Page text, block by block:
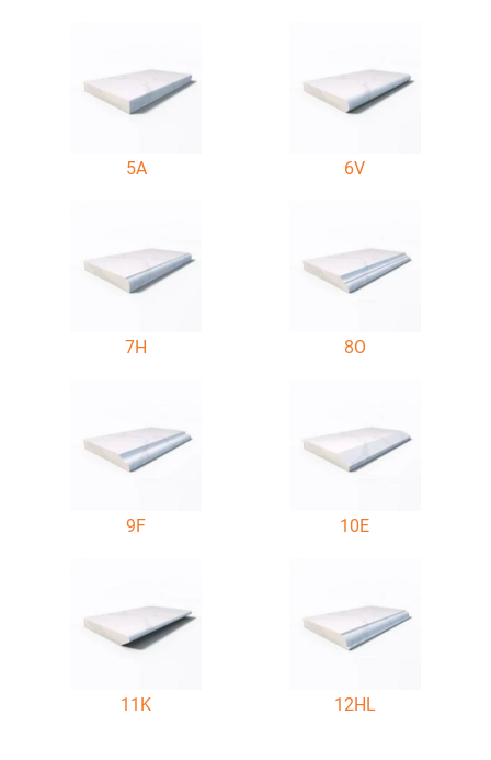
5A 6V
7H 8O
9F 10E
11K 12HL